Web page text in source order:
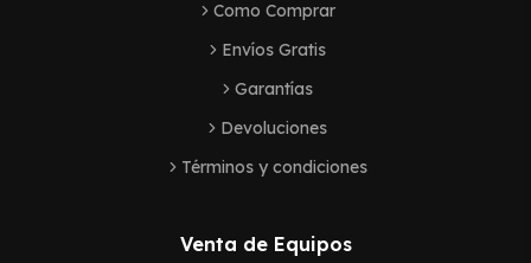
Como Comprar
Envíos Gratis
Garantías
Devoluciones
Términos y condiciones
Venta de Equipos